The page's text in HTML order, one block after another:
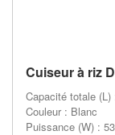
Cuiseur à riz
Capacité totale (L)
Couleur : Blanc
Puissance (W) :